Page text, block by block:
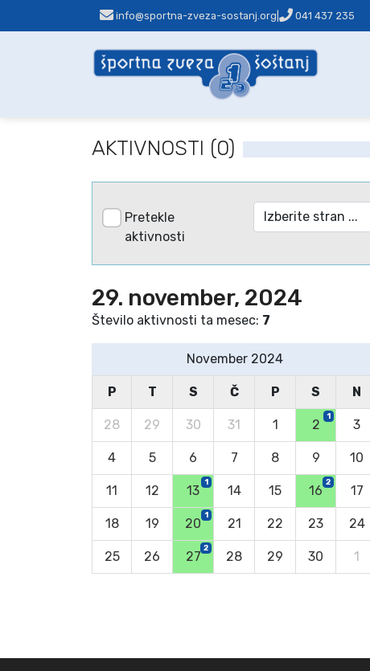
info@sportna-zveza-sostanj.org 041 437 235
AKTIVNOSTI (0)
Pretekle
aktivnosti
29. november, 2024
Število aktivnosti ta mesec: 7
November 2024
P T S Č P S N
28 29 30 31 1 2
1
3
4 5 6 7 8 9 10
11 12 13
1
14 15 16
2
17
18 19 20
1
21 22 23 24
25 26 27
2
28 29 30 1